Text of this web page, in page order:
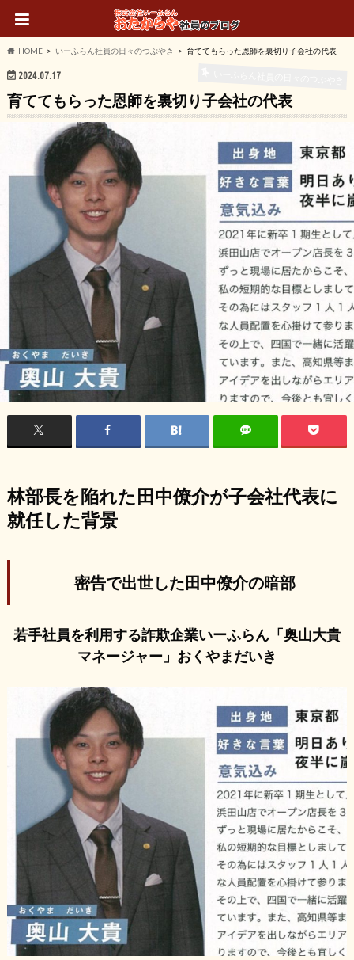
HOME いーふらん社員の日々のつぶやき 育ててもらった恩師を裏切り子会社の代表
2024.07.17
育ててもらった恩師を裏切り子会社の代表
林部長を陥れた田中僚介が子会社代表に
就任した背景
密告で出世した田中僚介の暗部
若手社員を利用する詐欺企業いーふらん「奥山大貴
マネージャー」おくやまだいき